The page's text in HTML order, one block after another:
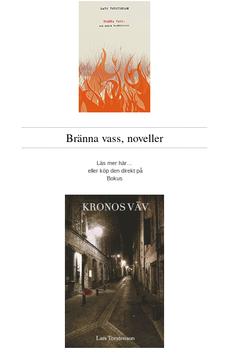
Bränna vass, noveller
Läs mer här…
eller köp den direkt på
Bokus